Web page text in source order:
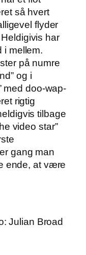
så hvert
flyder
har
i mellem.
på numre
og i
med doo-wap-
rigtig
tilbage
video star”
gang man
ende, at være